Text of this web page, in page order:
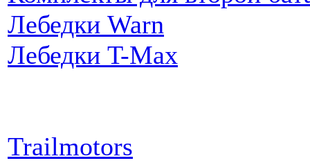
Лебедки Warn
Лебедки T-Max
Trailmotors